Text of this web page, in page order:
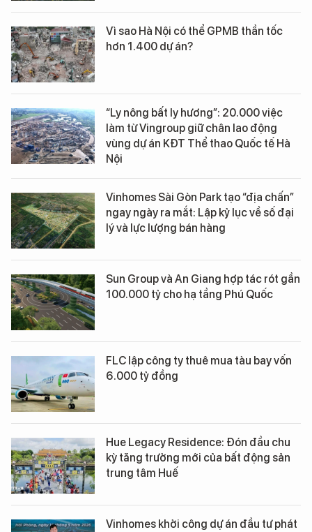
Vì sao Hà Nội có thể GPMB thần tốc
hơn 1.400 dự án?
“Ly nông bất ly hương”: 20.000 việc
làm từ Vingroup giữ chân lao động
vùng dự án KĐT Thể thao Quốc tế Hà
Nội
Vinhomes Sài Gòn Park tạo “địa chấn”
ngay ngày ra mắt: Lập kỷ lục về số đại
lý và lực lượng bán hàng
Sun Group và An Giang hợp tác rót gần
100.000 tỷ cho hạ tầng Phú Quốc
FLC lập công ty thuê mua tàu bay vốn
6.000 tỷ đồng
Hue Legacy Residence: Đón đầu chu
kỳ tăng trưởng mới của bất động sản
trung tâm Huế
Vinhomes khởi công dự án đầu tư phát